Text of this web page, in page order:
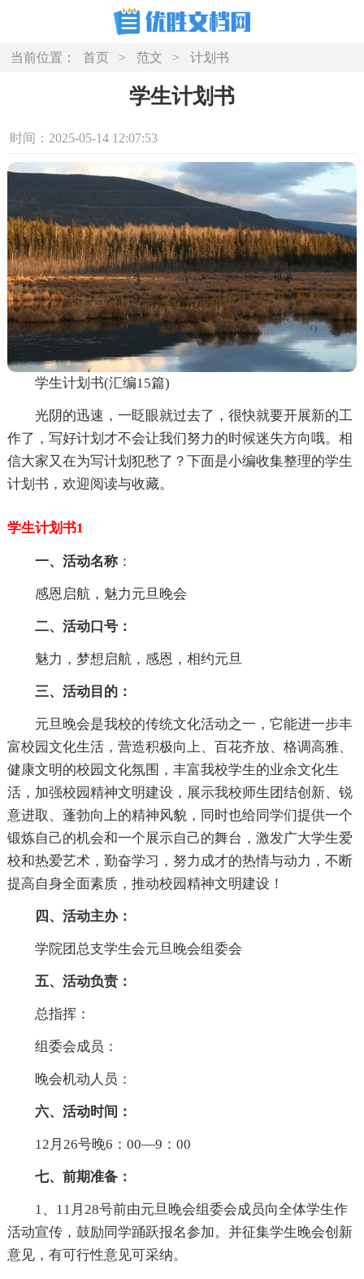
当前位置： 首页 > 范文 > 计划书
学生计划书
时间：2025-05-14 12:07:53
学生计划书(汇编15篇)
光阴的迅速，一眨眼就过去了，很快就要开展新的工
作了，写好计划才不会让我们努力的时候迷失方向哦。相
信大家又在为写计划犯愁了？下面是小编收集整理的学生
计划书，欢迎阅读与收藏。
学生计划书1
一、活动名称：
感恩启航，魅力元旦晚会
二、活动口号：
魅力，梦想启航，感恩，相约元旦
三、活动目的：
元旦晚会是我校的传统文化活动之一，它能进一步丰
富校园文化生活，营造积极向上、百花齐放、格调高雅、
健康文明的校园文化氛围，丰富我校学生的业余文化生
活，加强校园精神文明建设，展示我校师生团结创新、锐
意进取、蓬勃向上的精神风貌，同时也给同学们提供一个
锻炼自己的机会和一个展示自己的舞台，激发广大学生爱
校和热爱艺术，勤奋学习，努力成才的热情与动力，不断
提高自身全面素质，推动校园精神文明建设！
四、活动主办：
学院团总支学生会元旦晚会组委会
五、活动负责：
总指挥：
组委会成员：
晚会机动人员：
六、活动时间：
12月26号晚6：00—9：00
七、前期准备：
1、11月28号前由元旦晚会组委会成员向全体学生作
活动宣传，鼓励同学踊跃报名参加。并征集学生晚会创新
意见，有可行性意见可采纳。